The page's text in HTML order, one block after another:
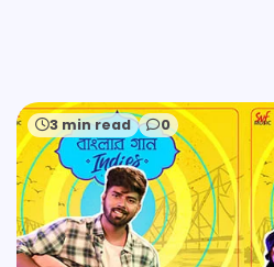
3 min read 0